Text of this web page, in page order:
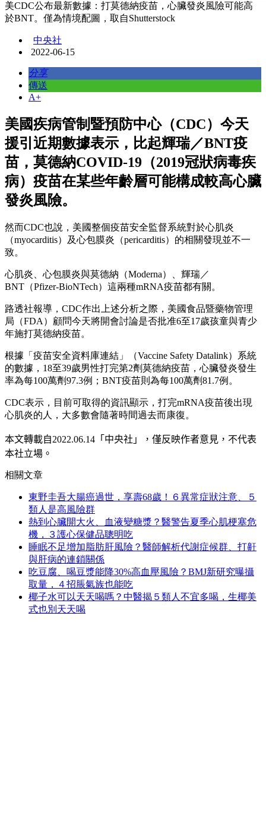
美CDC公布最新數據：打莫德納疫苗，心臟發炎風險可能高
於BNT。僅為情境配圖，取自Shutterstock
中央社
2022-06-15
分享
傳送
A+
美國疾病管制暨預防中心（CDC）今天
援引近期數據表示，比起輝瑞／BNT疫
苗，莫德納COVID-19（2019冠狀病毒疾
病）疫苗在某些年齡層可能構成較高心臟
發炎風險。
然而CDC也說，美國整個疫苗安全監督系統對於心肌炎
（myocarditis）及心包膜炎（pericarditis）的相關發現並不一
致。
心肌炎、心包膜炎與莫德納（Moderna）、輝瑞／
BNT（Pfizer-BioNTech）這兩種mRNA疫苗都有關。
路透社報導，CDC作出上述分析之際，美國食品暨藥物管理
局（FDA）顧問今天將開會討論是否批准6至17歲孩童與青少
年施打莫德納疫苗。
根據「疫苗安全資料庫連結」（Vaccine Safety Datalink）系統
的數據，18至39歲男性打完第2劑莫德納疫苗，心臟發炎發生
率為每100萬劑97.3例；BNT疫苗則為每100萬劑81.7例。
CDC表示，目前可取得的資訊顯示，打完mRNA疫苗後出現
心肌炎的人，大多數會隨著時間過去而康復。
本文轉載自2022.06.14 「中央社」
，僅反映作者意見，不代表
本社立場。
相關文章
東野圭吾大腸癌過世，享壽68歲！６異常症狀注意、５
類人是高風險群
熱到心臟開大火、血液變糖漿？醫警告夏季心肌梗塞危
機，３護心保健品聰明吃
睡眠不足增加脂肪肝風險？醫師解析代謝症候群、打鼾
與肝病的連鎖關係
吃豆腐、喝豆漿能降30%高血壓風險？BMJ新研究曝攝
取量，４招脹氣族也能吃
椰子水可以天天喝嗎？中醫揭５類人不宜多喝，生椰美
式也別天天喝